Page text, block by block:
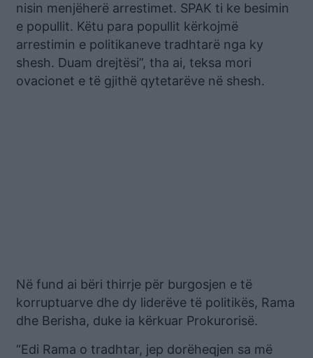
nisin menjëherë arrestimet. SPAK ti ke besimin
e popullit. Këtu para popullit kërkojmë
arrestimin e politikaneve tradhtarë nga ky
shesh. Duam drejtësi”, tha ai, teksa mori
ovacionet e të gjithë qytetarëve në shesh.
Në fund ai bëri thirrje për burgosjen e të
korruptuarve dhe dy liderëve të politikës, Rama
dhe Berisha, duke ia kërkuar Prokurorisë.
“Edi Rama o tradhtar, jep dorëheqjen sa më